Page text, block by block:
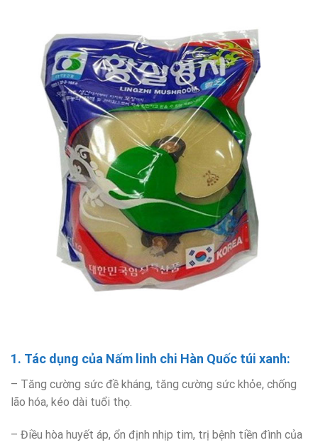
1. Tác dụng của Nấm linh chi Hàn Quốc túi xanh:
– Tăng cường sức đề kháng, tăng cường sức khỏe, chống
lão hóa, kéo dài tuổi thọ.
– Điều hòa huyết áp, ổn định nhịp tim, trị bệnh tiền đình của